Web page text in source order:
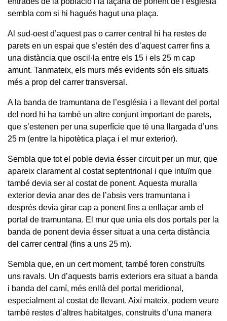
sembla com si hi hagués hagut una plaça.
Al sud-oest d’aquest pas o carrer central hi ha restes de
parets en un espai que s’estén des d’aquest carrer fins a
una distància que oscil·la entre els 15 i els 25 m cap
amunt. Tanmateix, els murs més evidents són els situats
més a prop del carrer transversal.
A la banda de tramuntana de l’església i a llevant del portal
del nord hi ha també un altre conjunt important de parets,
que s’estenen per una superfície que té una llargada d’uns
25 m (entre la hipotètica plaça i el mur exterior).
Sembla que tot el poble devia ésser circuit per un mur, que
apareix clarament al costat septentrional i que intuïm que
també devia ser al costat de ponent. Aquesta muralla
exterior devia anar des de l’absis vers tramuntana i
després devia girar cap a ponent fins a enllaçar amb el
portal de tramuntana. El mur que unia els dos portals per la
banda de ponent devia ésser situat a una certa distància
del carrer central (fins a uns 25 m).
Sembla que, en un cert moment, també foren construïts
uns ravals. Un d’aquests barris exteriors era situat a banda
i banda del camí, més enllà del portal meridional,
especialment al costat de llevant. Així mateix, podem veure
també restes d’altres habitatges, construïts d’una manera